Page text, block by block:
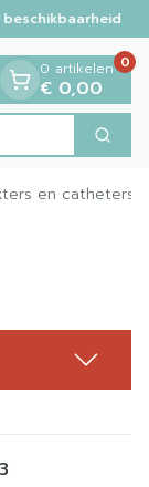
Zoek
0 artikelen
€ 0,00
0
en catheters